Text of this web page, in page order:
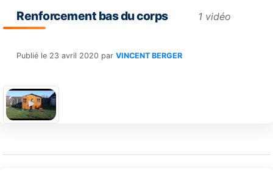
Renforcement bas du corps 1 vidéo
Publié le 23 avril 2020 par VINCENT BERGER